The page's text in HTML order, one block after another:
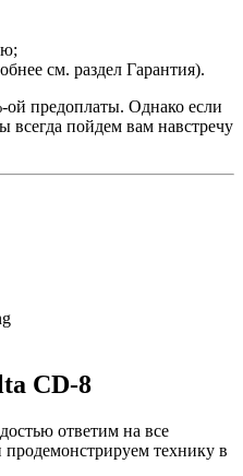
см. раздел Гарантия).
предоплаты. Однако если
всегда пойдем вам навстречу
CD-8
ответим на все
технику в